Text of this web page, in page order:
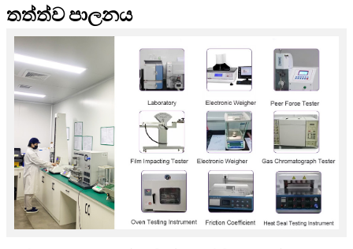
තත්ත්ව පාලනය